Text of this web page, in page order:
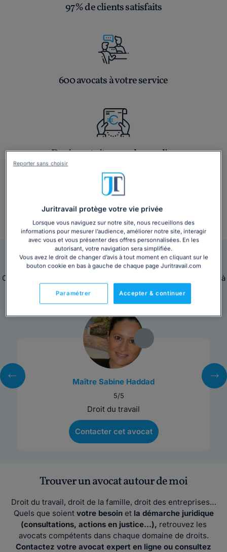
97% de clients satisfaits
600 avocats à votre service
Devis gratuit en quelques clics
+ 3 000 consultations par mois
Nos avocats sont en ligne pour vous répondre
Ces avocats sont disponibles immédiatement pour répondre à
toutes vos questions juridiques.
Maître Sabine Haddad
5/5
Droit du travail
Contacter cet avocat
Trouver un avocat autour de moi
Droit du travail, droit de la famille, droit des entreprises…
Quels que soient votre besoinet la démarche juridique
(consultations, actions en justice…), retrouvez les
avocats compétents dans chaque domaine de droits.
Contactez votre avocat expert en ligne ou consultez
Juritravail protège votre vie privée
Lorsque vous naviguez sur notre site, nous recueillons des
informations pour mesurer l’audience, améliorer notre site, interagir
avec vous et vous présenter des offres personnalisées. En les
autorisant, votre navigation sera simplifiée.
Vous avez le droit de changer d’avis à tout moment en cliquant sur le
bouton cookie en bas à gauche de chaque page Juritravail.com
Accepter & continuer
Paramétrer
Reporter sans choisir